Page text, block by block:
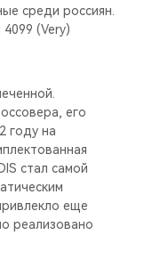
среди россиян.
(Very)
его
году на
стал самой
еще
реализовано